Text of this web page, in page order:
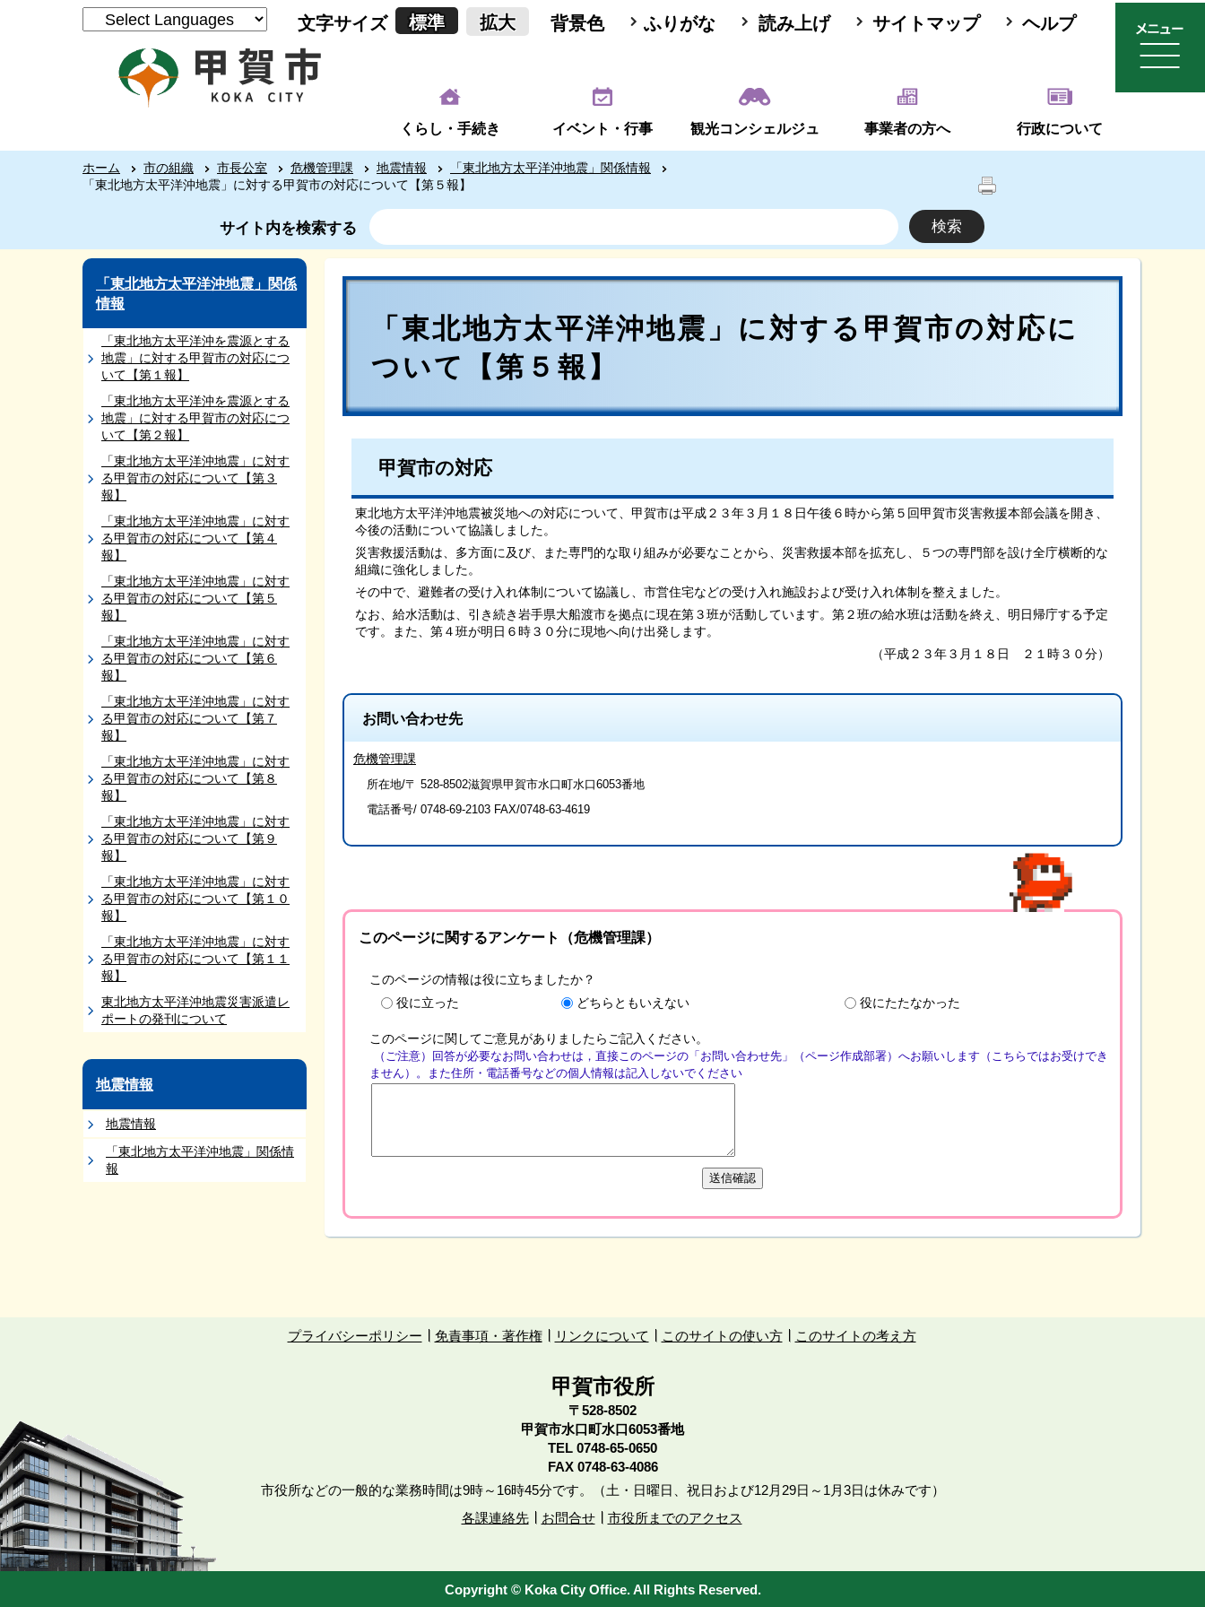
文字サイズ 標準 拡大 背景色 ふりがな 読み上げ サイトマップ ヘルプ
くらし・手続き イベント・行事 観光コンシェルジュ 事業者の方へ 行政について
ホーム 市の組織 市長公室 危機管理課 地震情報
「東北地方太平洋沖地震」関係情報
「東北地方太平洋沖地震」に対する甲賀市の対応について【第５報】
サイト内を検索する
「東北地方太平洋沖地震」関係
情報
「東北地方太平洋沖を震源とする
地震」に対する甲賀市の対応につ
いて【第１報】
「東北地方太平洋沖を震源とする
地震」に対する甲賀市の対応につ
いて【第２報】
「東北地方太平洋沖地震」に対す
る甲賀市の対応について【第３
報】
「東北地方太平洋沖地震」に対す
る甲賀市の対応について【第４
報】
「東北地方太平洋沖地震」に対す
る甲賀市の対応について【第５
報】
「東北地方太平洋沖地震」に対す
る甲賀市の対応について【第６
報】
「東北地方太平洋沖地震」に対す
る甲賀市の対応について【第７
報】
「東北地方太平洋沖地震」に対す
る甲賀市の対応について【第８
報】
「東北地方太平洋沖地震」に対す
る甲賀市の対応について【第９
報】
「東北地方太平洋沖地震」に対す
る甲賀市の対応について【第１０
報】
「東北地方太平洋沖地震」に対す
る甲賀市の対応について【第１１
報】
東北地方太平洋沖地震災害派遣レ
ポートの発刊について
地震情報
地震情報
「東北地方太平洋沖地震」関係情
報
「東北地方太平洋沖地震」に対する甲賀市の対応に
ついて【第５報】
甲賀市の対応
東北地方太平洋沖地震被災地への対応について、甲賀市は平成２３年３月１８日午後６時から第５回甲賀市災害救援本部会議を開き、
今後の活動について協議しました。
災害救援活動は、多方面に及び、また専門的な取り組みが必要なことから、災害救援本部を拡充し、５つの専門部を設け全庁横断的な
組織に強化しました。
その中で、避難者の受け入れ体制について協議し、市営住宅などの受け入れ施設および受け入れ体制を整えました。
なお、給水活動は、引き続き岩手県大船渡市を拠点に現在第３班が活動しています。第２班の給水班は活動を終え、明日帰庁する予定
です。また、第４班が明日６時３０分に現地へ向け出発します。
（平成２３年３月１８日 ２１時３０分）
お問い合わせ先
危機管理課
所在地/〒 528-8502滋賀県甲賀市水口町水口6053番地
電話番号/ 0748-69-2103 FAX/0748-63-4619
このページに関するアンケート（危機管理課）
このページの情報は役に立ちましたか？
役に立った
どちらともいえない 役にたたなかった
このページに関してご意見がありましたらご記入ください。
（ご注意）回答が必要なお問い合わせは，直接このページの「お問い合わせ先」（ページ作成部署）へお願いします（こちらではお受けでき
ません）。また住所・電話番号などの個人情報は記入しないでください
プライバシーポリシー 免責事項・著作権 リンクについて このサイトの使い方 このサイトの考え方
甲賀市役所
〒528-8502
甲賀市水口町水口6053番地
TEL 0748-65-0650
FAX 0748-63-4086
市役所などの一般的な業務時間は9時～16時45分です。（土・日曜日、祝日および12月29日～1月3日は休みです）
各課連絡先
お問合せ 市役所までのアクセス
Copyright © Koka City Office. All Rights Reserved.